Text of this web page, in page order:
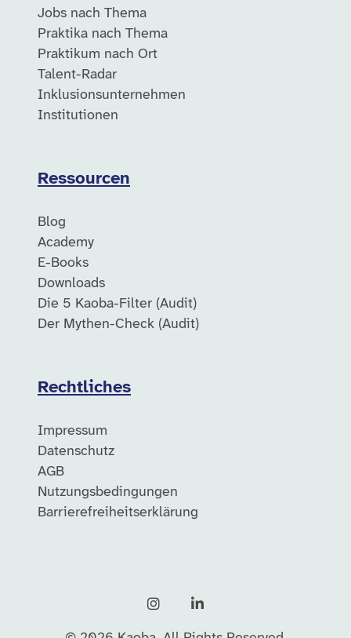
Jobs nach Thema
Praktika nach Thema
Praktikum nach Ort
Talent-Radar
Inklusionsunternehmen
Institutionen
Ressourcen
Blog
Academy
E-Books
Downloads
Die 5 Kaoba-Filter (Audit)
Der Mythen-Check (Audit)
Rechtliches
Impressum
Datenschutz
AGB
Nutzungsbedingungen
Barrierefreiheitserklärung
InstagramLinkedIn